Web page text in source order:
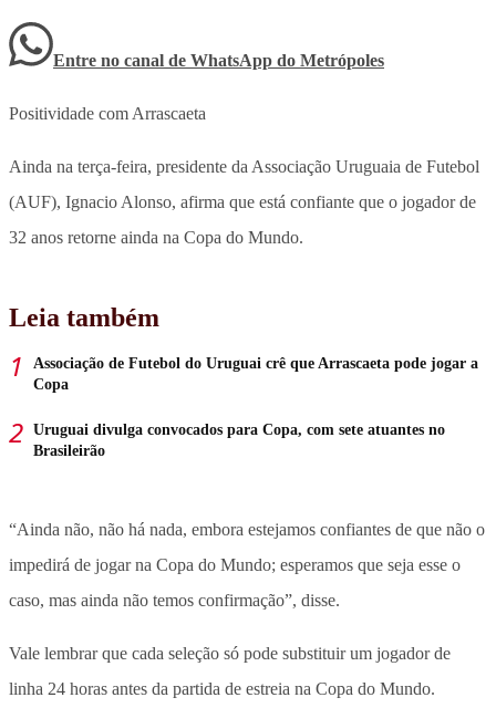
Entre no canal de WhatsApp do Metrópoles
Positividade com Arrascaeta
Ainda na terça-feira, presidente da Associação Uruguaia de Futebol
(AUF), Ignacio Alonso, afirma que está confiante que o jogador de
32 anos retorne ainda na Copa do Mundo.
Leia também
Associação de Futebol do Uruguai crê que Arrascaeta pode jogar a
Copa
Uruguai divulga convocados para Copa, com sete atuantes no
Brasileirão
“Ainda não, não há nada, embora estejamos confiantes de que não o
impedirá de jogar na Copa do Mundo; esperamos que seja esse o
caso, mas ainda não temos confirmação”, disse.
Vale lembrar que cada seleção só pode substituir um jogador de
linha 24 horas antes da partida de estreia na Copa do Mundo.